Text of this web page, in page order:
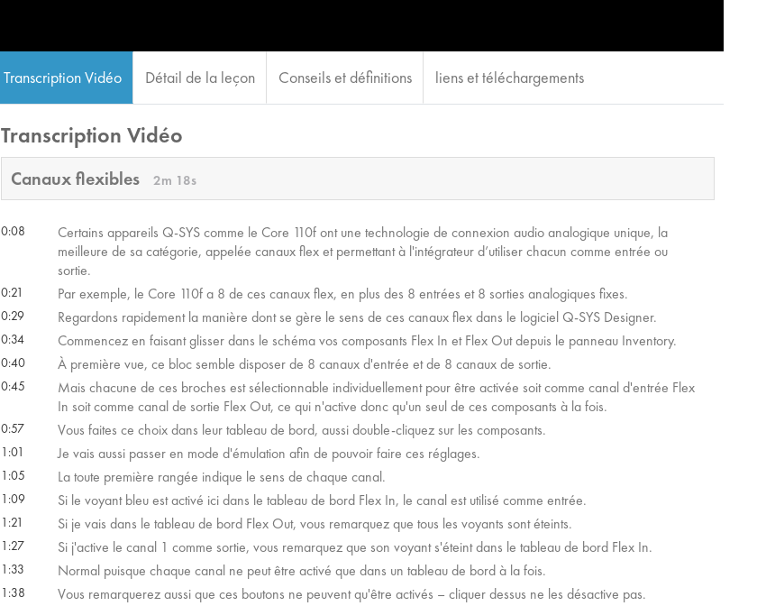
Transcription Vidéo Détail de la leçon Conseils et définitions liens et téléchargements
Transcription Vidéo
Canaux flexibles 2m 18s
0:08
Certains appareils Q-SYS comme le Core 110f ont une technologie de connexion audio analogique unique, la
meilleure de sa catégorie, appelée canaux flex et permettant à l'intégrateur d’utiliser chacun comme entrée ou
sortie.
0:21 Par exemple, le Core 110f a 8 de ces canaux flex, en plus des 8 entrées et 8 sorties analogiques fixes.
0:29 Regardons rapidement la manière dont se gère le sens de ces canaux flex dans le logiciel Q-SYS Designer.
0:34 Commencez en faisant glisser dans le schéma vos composants Flex In et Flex Out depuis le panneau Inventory.
0:40 À première vue, ce bloc semble disposer de 8 canaux d'entrée et de 8 canaux de sortie.
0:45
Mais chacune de ces broches est sélectionnable individuellement pour être activée soit comme canal d'entrée Flex
In soit comme canal de sortie Flex Out, ce qui n'active donc qu'un seul de ces composants à la fois.
0:57 Vous faites ce choix dans leur tableau de bord, aussi double-cliquez sur les composants.
1:01 Je vais aussi passer en mode d'émulation afin de pouvoir faire ces réglages.
1:05 La toute première rangée indique le sens de chaque canal.
1:09 Si le voyant bleu est activé ici dans le tableau de bord Flex In, le canal est utilisé comme entrée.
1:21 Si je vais dans le tableau de bord Flex Out, vous remarquez que tous les voyants sont éteints.
1:27 Si j'active le canal 1 comme sortie, vous remarquez que son voyant s'éteint dans le tableau de bord Flex In.
1:33 Normal puisque chaque canal ne peut être activé que dans un tableau de bord à la fois.
1:38 Vous remarquerez aussi que ces boutons ne peuvent qu'être activés – cliquer dessus ne les désactive pas.